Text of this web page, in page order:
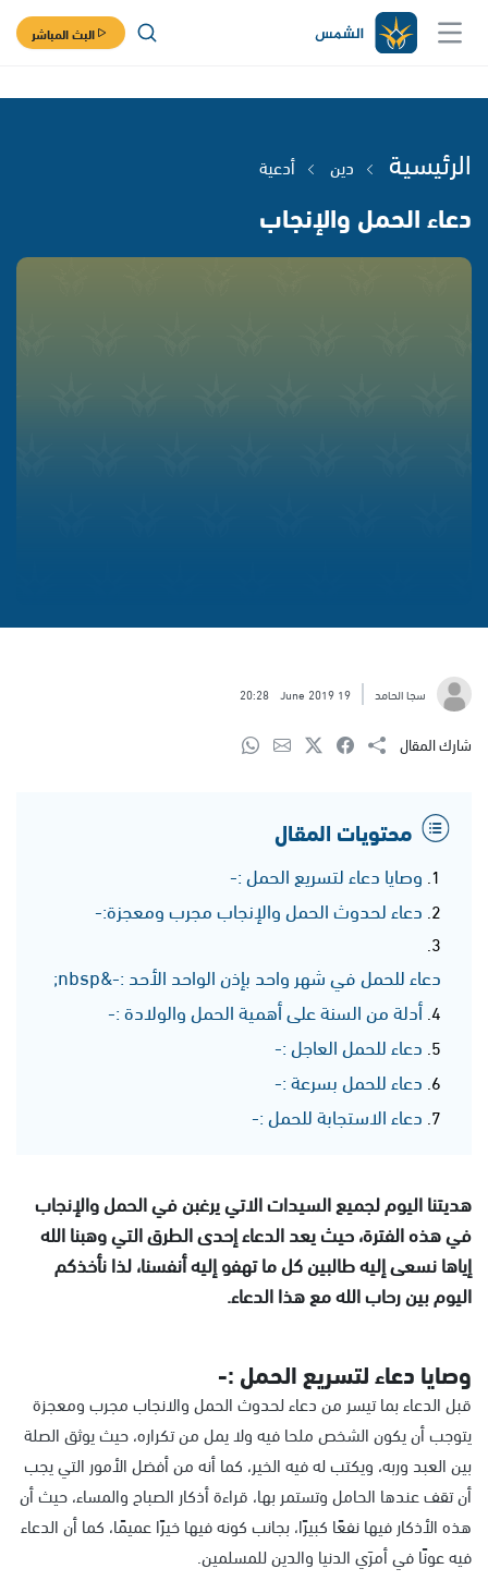
البث المباشر
الرئيسية دين أدعية
دعاء الحمل والإنجاب
سجا الحامد 19 June 2019
20:28
شارك المقال
محتويات المقال
وصايا دعاء لتسريع الحمل :-
دعاء لحدوث الحمل والإنجاب مجرب ومعجزة:-
دعاء للحمل في شهر واحد بإذن الواحد الأحد :-&nbsp;
أدلة من السنة على أهمية الحمل والولادة :-
دعاء للحمل العاجل :-
دعاء للحمل بسرعة :-
دعاء الاستجابة للحمل :-
هديتنا اليوم لجميع السيدات الاتي يرغبن في الحمل والإنجاب
في هذه الفترة، حيث يعد الدعاء إحدى الطرق التي وهبنا الله
إياها نسعى إليه طالبين كل ما تهفو إليه أنفسنا، لذا نأخذكم
اليوم بين رحاب الله مع هذا الدعاء.
وصايا دعاء لتسريع الحمل :-
قبل الدعاء بما تيسر من دعاء لحدوث الحمل والانجاب مجرب ومعجزة
يتوجب أن يكون الشخص ملحا فيه ولا يمل من تكراره، حيث يوثق الصلة
بين العبد وربه، ويكتب له فيه الخير، كما أنه من أفضل الأمور التي يجب
أن تقف عندها الحامل وتستمر بها، قراءة أذكار الصباح والمساء، حيث أن
هذه الأذكار فيها نفعًا كبيرًا، بجانب كونه فيها خيرًا عميمًا، كما أن الدعاء
فيه عونًا في أمرَي الدنيا والدين للمسلمين.